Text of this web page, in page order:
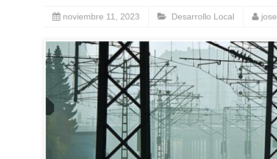
noviembre 11, 2023 Desarrollo Local